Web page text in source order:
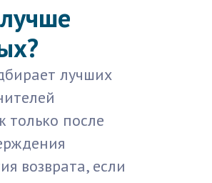
лучших
только после
возврата, если